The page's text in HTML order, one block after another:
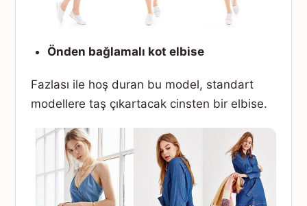
Önden bağlamalı kot elbise
Fazlası ile hoş duran bu model, standart
modellere taş çıkartacak cinsten bir elbise.